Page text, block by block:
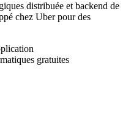
distribuée et backend de
chez Uber pour des
gratuites